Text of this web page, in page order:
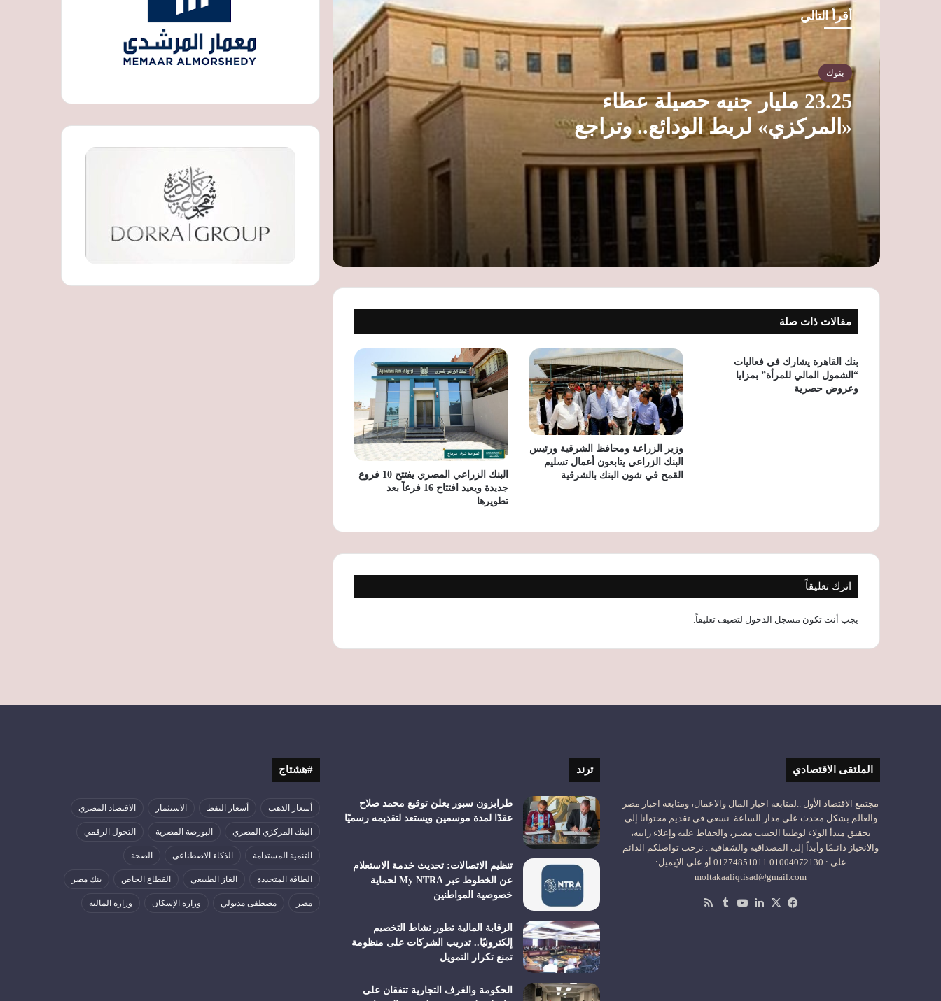
أقرأ التالي
بنوك
23.25 مليار جنيه حصيلة عطاء
«المركزي» لربط الودائع.. وتراجع
السيولة المحلية إلى 15.26 تريليون
أسعار الدولار تتراجع مجددًا في البنوك
المصرية.. والجنيه يحقق أعلى مستوياته في
البنك المركزي المصري يطلق البوابة
الإلكترونية للجنة الاستقرار المالي الإفريقية
لتعزيز التعاون القاري
الأفراد للإمارات دبي الوطني لا يؤثر على
دعم الشركات والمؤسسات
«حدث بياناتك في مصر».. مبادرة جديدة
مزاد اليوم
بطاقات للشركات لأول مرة خلال عام واحد
مقالات ذات صلة
بنك القاهرة يشارك فى فعاليات
“الشمول المالي للمرأة” بمزايا
وعروض حصرية
وزير الزراعة ومحافظ الشرقية ورئيس
البنك الزراعي يتابعون أعمال تسليم
القمح في شون البنك بالشرقية
البنك الزراعي المصري يفتتح 10 فروع
جديدة ويعيد افتتاح 16 فرعاً بعد
تطويرها
اترك تعليقاً
يجب أنت تكون مسجل الدخول لتضيف تعليقاً.
الملتقى الاقتصادي
مجتمع الاقتصاد الأول ..لمتابعة اخبار المال والاعمال، ومتابعة اخبار مصر
والعالم بشكل محدث على مدار الساعة. نسعى في تقديم محتوانا إلى
تحقيق مبدأ الولاء لوطننا الحبيب مصـر، والحفاظ عليه وإعلاء رايته،
والانحياز دائـمًا وأبداً إلى المصداقية والشفافية.. نرحب تواصلكم الدائم
على : 01004072130 01274851011 أو على الإيميل:
moltakaaliqtisad@gmail.com
فيسبوك
‫X لينكدإن‫YouTube
ترند
طرابزون سبور يعلن توقيع محمد صلاح
عقدًا لمدة موسمين ويستعد لتقديمه رسميًا
تنظيم الاتصالات: تحديث خدمة الاستعلام
عن الخطوط عبر My NTRA لحماية
خصوصية المواطنين
الرقابة المالية تطور نشاط التخصيم
إلكترونيًا.. تدريب الشركات على منظومة
تمنع تكرار التمويل
الحكومة والغرف التجارية تتفقان على
#هشتاج
أسعار الذهب أسعار النفط الاستثمار الاقتصاد المصري
البنك المركزي المصري البورصة المصرية التحول الرقمي
التنمية المستدامة الذكاء الاصطناعي الصحة
الطاقة المتجددة الغاز الطبيعي القطاع الخاص بنك مصر
مصر مصطفى مدبولي وزارة الإسكان وزارة المالية